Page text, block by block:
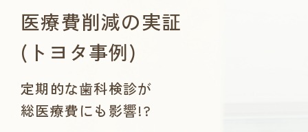
医療費削減の実証
(トヨタ事例)
定期的な歯科検診が
総医療費にも影響!?